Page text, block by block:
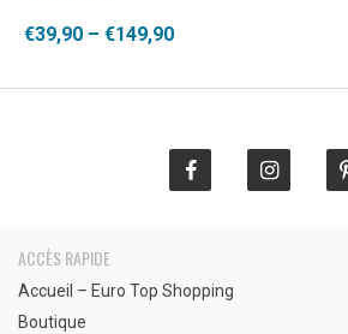
€39,90 – €149,90
Plage
ACCÈS RAPIDE
Accueil – Euro Top Shopping
Boutique